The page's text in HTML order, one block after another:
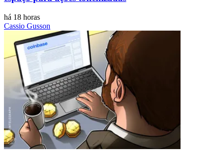
há 18 horas
Cassio Gusson